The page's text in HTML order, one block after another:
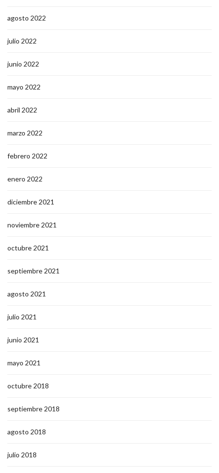
agosto 2022
julio 2022
junio 2022
mayo 2022
abril 2022
marzo 2022
febrero 2022
enero 2022
diciembre 2021
noviembre 2021
octubre 2021
septiembre 2021
agosto 2021
julio 2021
junio 2021
mayo 2021
octubre 2018
septiembre 2018
agosto 2018
julio 2018